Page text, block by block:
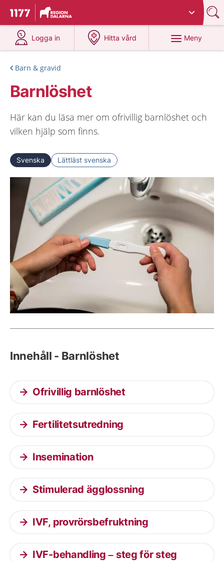
Till startsidan för 1177
Du har valt region
Logga in
på 1177.se
Hitta vård
på 1177.se
Meny
Barn & gravid
Barnlöshet
Här kan du läsa mer om ofrivillig barnlöshet och
vilken hjälp som finns.
Svenska Lättläst svenska
Innehåll - Barnlöshet
Ofrivillig barnlöshet
Fertilitetsutredning
Insemination
Stimulerad ägglossning
IVF, provrörsbefruktning
IVF-behandling – steg för steg